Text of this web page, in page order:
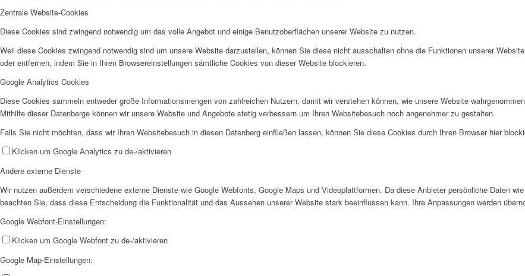
Zentrale Website-Cookies
Diese Cookies sind zwingend notwendig um das volle Angebot und einige Benutzoberflächen unserer Website zu nutzen.
Weil diese Cookies zwingend notwendig sind um unsere Website darzustellen, können Sie diese nicht ausschalten ohne die Funktionen unserer
oder entfernen, indem Sie in Ihren Browsereinstellungen sämtliche Cookies von dieser Website blockieren.
Google Analytics Cookies
Diese Cookies sammeln entweder große Informationsmengen von zahlreichen Nutzern, damit wir verstehen können, wie unsere Website
Mithilfe dieser Datenberge können wir unsere Website und Angebote stetig verbessern um Ihren Websitebesuch noch angenehmer zu gestalten.
Falls Sie nicht möchten, dass wir Ihren Websitebesuch in diesen Datenberg einfließen lassen, können Sie diese Cookies durch Ihren Browser hier
Klicken um Google Analytics zu de-/aktivieren
Andere externe Dienste
Wir nutzen außerdem verschiedene externe Dienste wie Google Webfonts, Google Maps und Videoplattformen. Da diese Anbieter persönliche Daten
beachten Sie, dass diese Entscheidung die Funktionalität und das Aussehen unserer Website stark beeinflussen kann. Ihre Anpassungen werden
Google Webfont-Einstellungen:
Klicken um Google Webfont zu de-/aktivieren
Google Map-Einstellungen: